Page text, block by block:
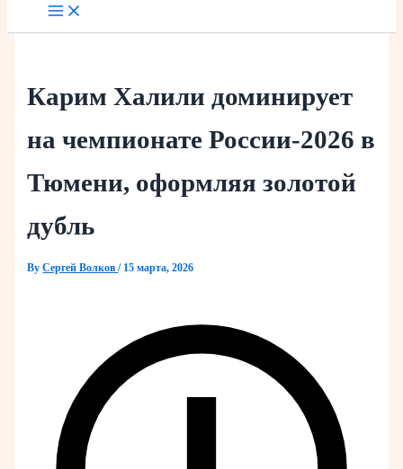
Карим Халили доминирует
на чемпионате России-2026 в
Тюмени, оформляя золотой
дубль
ByСергей Волков/ 15 марта, 2026